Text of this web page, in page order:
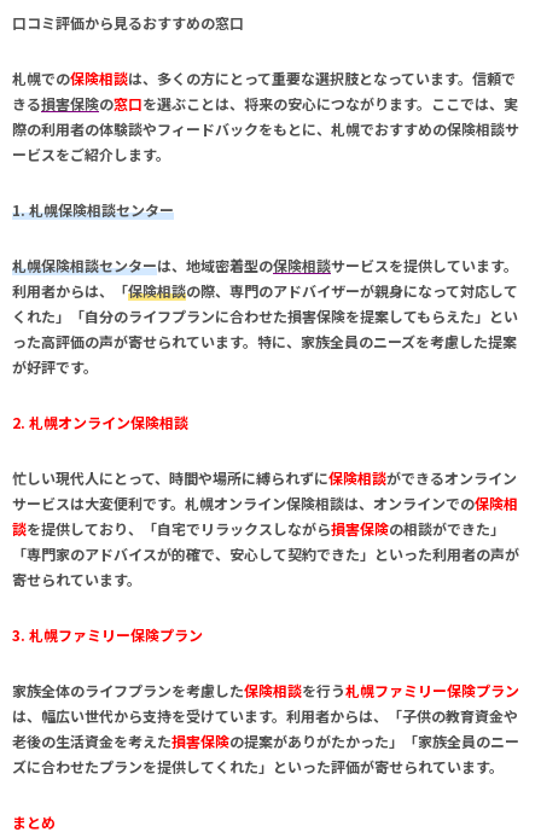
口コミ評価から見るおすすめの窓口
札幌での保険相談は、多くの方にとって重要な選択肢となっています。信頼で
きる損害保険の窓口を選ぶことは、将来の安心につながります。ここでは、実
際の利用者の体験談やフィードバックをもとに、 札幌でおすすめの保険相談サ
ービスをご紹介します。
1. 札幌保険相談センター
札幌保険相談センターは、地域密着型の保険相談サービスを提供しています。
利用者からは、「保険相談の際、専門のアドバイザーが親身になって対応して
くれた」「自分のライフプランに合わせた損害保険を提案してもらえた」とい
った高評価の声が寄せられています。特に、家族全員のニーズを考慮した提案
が好評です。
2. 札幌オンライン保険相談
忙しい現代人にとって、時間や場所に縛られずに保険相談ができるオンライン
サービスは大変便利です。 札幌オンライン保険相談は、オンラインでの保険相
談を提供しており、「自宅でリラックスしながら損害保険の相談ができた」
「専門家のアドバイスが的確で、安心して契約できた」といった利用者の声が
寄せられています。
3. 札幌ファミリー保険プラン
家族全体のライフプランを考慮した保険相談を行う札幌ファミリー保険プラン
は、幅広い世代から支持を受けています。利用者からは、「子供の教育資金や
老後の生活資金を考えた損害保険の提案がありがたかった」「家族全員のニー
ズに合わせたプランを提供してくれた」といった評価が寄せられています。
まとめ